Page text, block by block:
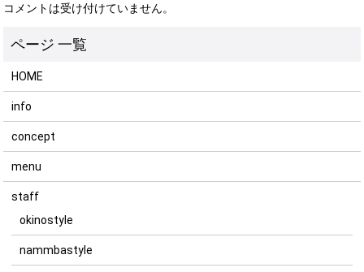
コメントは受け付けていません。
HOME
info
concept
menu
staff
okinostyle
nammbastyle